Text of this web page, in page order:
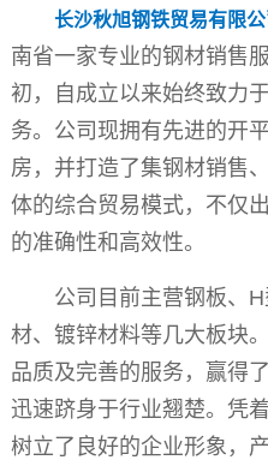
长沙秋旭钢铁贸易有限公
南省一家专业的钢材销售
初，自成立以来始终致力
务。公司现拥有先进的开
房，并打造了集钢材销售
体的综合贸易模式，不仅
的准确性和高效性。
公司目前主营钢板、H
材、镀锌材料等几大板块
品质及完善的服务，赢得
迅速跻身于行业翘楚。凭
树立了良好的企业形象，